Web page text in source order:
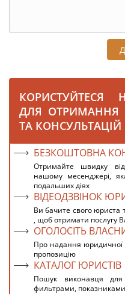
КОРИСТУЙТЕСЯ
ДЛЯ ОТРИМАННЯ
ТА КОНСУЛЬТАЦІЙ
БЕЗКОШТОВНА
Отримайте швидку
нашому месенджері,
подальших діях
ВІДЕОДЗВІНОК
Ви бачите свого юриста
, щоб отримати послугу
ОГОЛОСІТЬ
Про надання юридичної
пропозицію
КАТАЛОГ ЮРИСТІВ
Пошук виконавця
фильтрами,